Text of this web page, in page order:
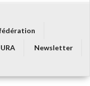
Newsletter